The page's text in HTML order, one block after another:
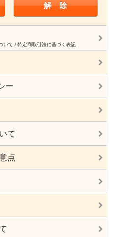
いて / 特定商取引法に基づく表記
ー
て
点